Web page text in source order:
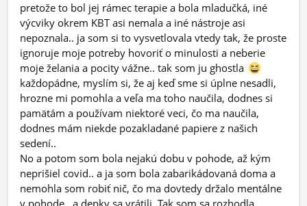
pretože to bol jej rámec terapie a bola mladučká, iné
výcviky okrem KBT asi nemala a iné nástroje asi
nepoznala.. ja som si to vysvetlovala vtedy tak, že proste
ignoruje moje potreby hovoriť o minulosti a neberie
moje želania a pocity vážne.. tak som ju ghostla
každopádne, myslím si, že aj keď sme si úplne nesadli,
hrozne mi pomohla a veľa ma toho naučila, dodnes si
pamätám a používam niektoré veci, čo ma naučila,
dodnes mám niekde pozakladané papiere z našich
sedení..
No a potom som bola nejakú dobu v pohode, až kým
neprišiel covid.. a ja som bola zabarikádovaná doma a
nemohla som robiť nič, čo ma dovtedy držalo mentálne
v pohode.. a depky sa vrátili. Tak som sa rozhodla